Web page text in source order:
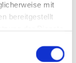
mit
bereitgestellt
nutzen.